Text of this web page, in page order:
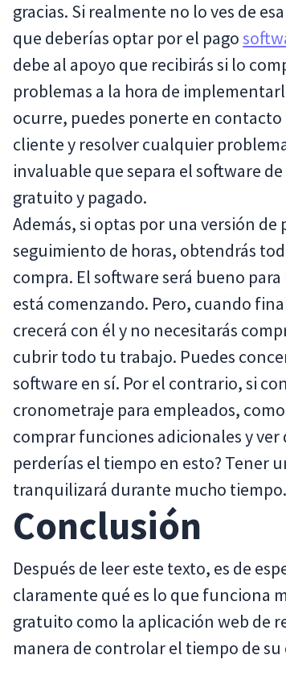
gracias. Si realmente no lo ves de
que deberías optar por el pago
debe al apoyo que recibirás si lo
problemas a la hora de
ocurre, puedes ponerte en
cliente y resolver cualquier
invaluable que separa el software
gratuito y pagado.
Además, si optas por una versión
seguimiento de horas, obtendrás
compra. El software será bueno
está comenzando. Pero, cuando
crecerá con él y no necesitarás
cubrir todo tu trabajo. Puedes
software en sí. Por el contrario, si
cronometraje para empleados,
comprar funciones adicionales y
perderías el tiempo en esto? Tener
tranquilizará durante mucho tiempo.
Conclusión
Después de leer este texto, es de
claramente qué es lo que funciona
gratuito como la aplicación web de
manera de controlar el tiempo de